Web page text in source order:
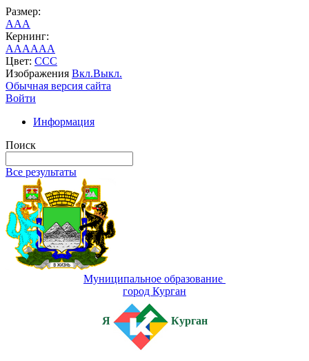
Размер:
AAA
Кернинг:
AAAAAA
Цвет: CCC
Изображения Вкл.Выкл.
Обычная версия сайта
Войти
Информация
Поиск
Все результаты
Муниципальное образование
город Курган
Я Курган